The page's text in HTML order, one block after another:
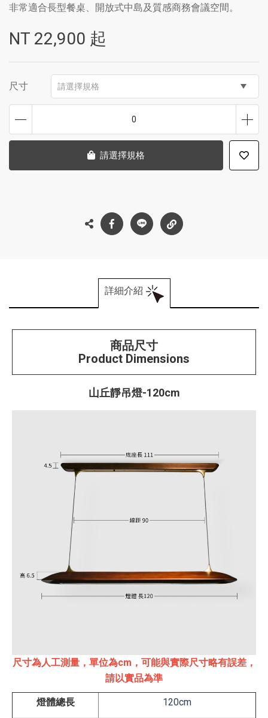
非常適合長型餐桌、開放式中島及質感商務會議空間。
NT 22,900 起
尺寸 請選擇規格
0
請選擇規格
詳細介紹
商品尺寸
Product Dimensions
山丘靜吊燈-120cm
尺寸為人工測量，單位為cm，可能與實際尺寸略有誤差，
請以實品為準
燈體總長 120cm